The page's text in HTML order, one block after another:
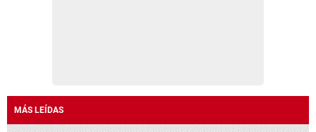
MÁS LEÍDAS